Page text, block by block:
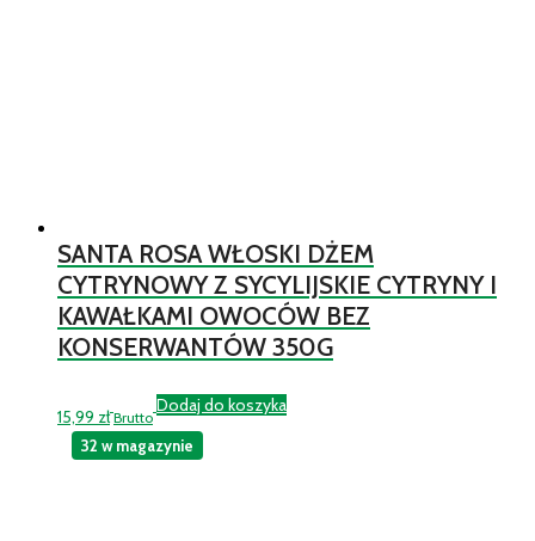
SANTA ROSA WŁOSKI DŻEM
CYTRYNOWY Z SYCYLIJSKIE CYTRYNY I
KAWAŁKAMI OWOCÓW BEZ
KONSERWANTÓW 350G
15,99 zł Brutto
Dodaj do koszyka
32 w magazynie